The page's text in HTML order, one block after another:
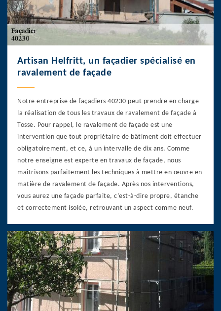
Artisan Helfritt, un façadier spécialisé en
ravalement de façade
Notre entreprise de façadiers 40230 peut prendre en charge
la réalisation de tous les travaux de ravalement de façade à
Tosse. Pour rappel, le ravalement de façade est une
intervention que tout propriétaire de bâtiment doit effectuer
obligatoirement, et ce, à un intervalle de dix ans. Comme
notre enseigne est experte en travaux de façade, nous
maîtrisons parfaitement les techniques à mettre en œuvre en
matière de ravalement de façade. Après nos interventions,
vous aurez une façade parfaite, c’est-à-dire propre, étanche
et correctement isolée, retrouvant un aspect comme neuf.